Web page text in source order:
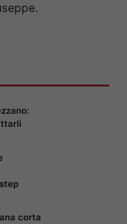
corta